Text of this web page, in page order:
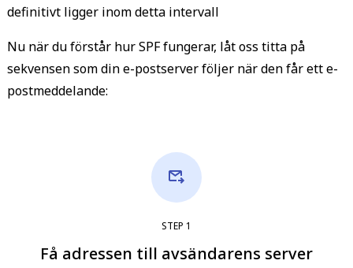
definitivt ligger inom detta intervall
Nu när du förstår hur SPF fungerar, låt oss titta på
sekvensen som din e-postserver följer när den får ett e-
postmeddelande:
STEP 1
Få adressen till avsändarens server